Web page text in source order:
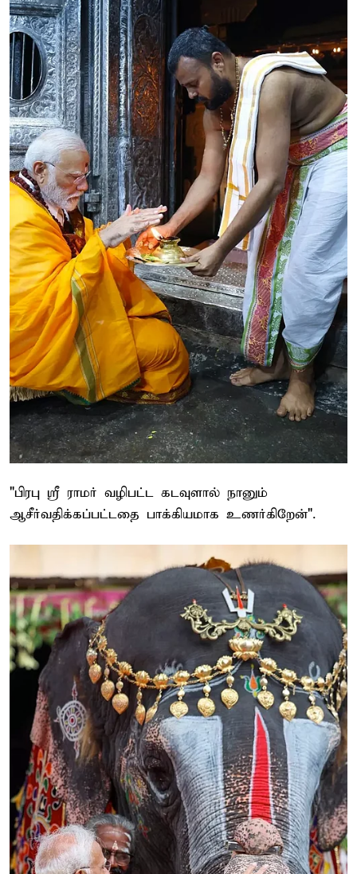
"பிரபு ஸ்ரீ ராமர் வழிபட்ட கடவுளால் நானும்
ஆசீர்வதிக்கப்பட்டதை பாக்கியமாக உணர்கிறேன்".